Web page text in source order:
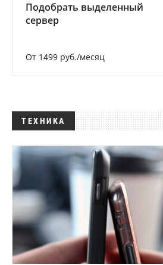
Подобрать выделенный
сервер
От 1499 руб./месяц
ТЕХНИКА